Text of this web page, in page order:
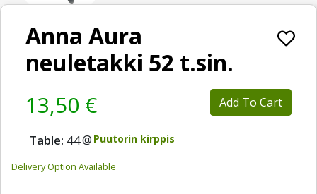
Anna Aura
neuletakki 52 t.sin.
13,50 € Add To Cart
Table: 44@ Puutorin kirppis
Delivery Option Available